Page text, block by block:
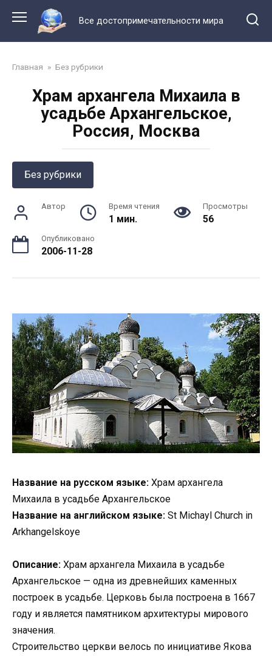
контенту
Все достопримечательности мира
Главная » Без рубрики
Храм архангела Михаила в
усадьбе Архангельское,
Россия, Москва
Без рубрики
Автор Время чтения
1 мин.
Просмотры
56
Опубликовано
2006-11-28
Название на русском языке: Храм архангела
Михаила в усадьбе Архангельское
Название на английском языке: St Michaуl Church in
Arkhangelskoye
Описание: Храм архангела Михаила в усадьбе
Архангельское — одна из древнейших каменных
построек в усадьбе. Церковь была построена в 1667
году и является памятником архитектуры мирового
значения.
Строительство церкви велось по инициативе Якова